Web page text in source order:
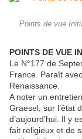
Points de vue
POINTS DE VUE
Le N°177 de
France. Paraît
Renaissance.
A noter un
Graesel, sur l’état
d’aujourd’hui. Il y
fait religieux et de